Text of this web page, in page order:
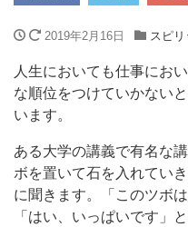
2019年2月16日 スピリ
人生においても仕事にお
な順位をつけていかない
います。
ある大学の講義で有名な
ボを置いて石を入れてい
に聞きます。「このツボ
「はい、いっぱいです」